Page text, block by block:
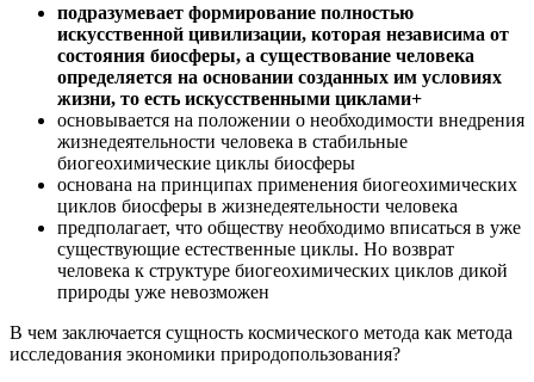
подразумевает формирование полностью
искусственной цивилизации, которая независима от
состояния биосферы, а существование человека
определяется на основании созданных им условиях
жизни, то есть искусственными циклами+
основывается на положении о необходимости внедрения
жизнедеятельности человека в стабильные
биогеохимические циклы биосферы
основана на принципах применения биогеохимических
циклов биосферы в жизнедеятельности человека
предполагает, что обществу необходимо вписаться в уже
существующие естественные циклы. Но возврат
человека к структуре биогеохимических циклов дикой
природы уже невозможен
В чем заключается сущность космического метода как метода
исследования экономики природопользования?